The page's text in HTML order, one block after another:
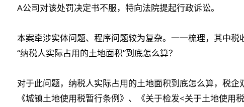
A公司对该处罚决定书不服，特向法院提起行政诉讼。
本案牵涉实体问题、程序问题较为复杂。一一梳理，其中
“纳税人实际占用的土地面积”到底怎么算？
对于此问题，纳税人实际占用的土地面积到底怎么算，税
《城镇土地使用税暂行条例》、《关于检发<关于土地使用